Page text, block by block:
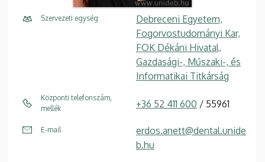
Szervezeti egység
Debreceni Egyetem,
Fogorvostudományi Kar,
FOK Dékáni Hivatal,
Gazdasági-, Műszaki-, és
Informatikai Titkárság
Központi telefonszám,
mellék
+36 52 411 600 / 55961
E-mail
erdos.anett@dental.unide
b.hu